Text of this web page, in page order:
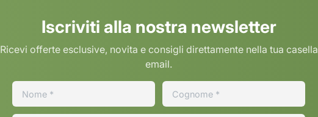
Iscriviti alla nostra newsletter
Ricevi offerte esclusive, novita e consigli direttamente nella tua casella
email.